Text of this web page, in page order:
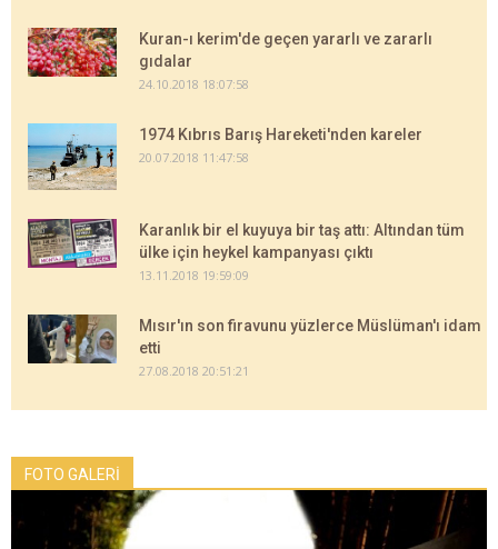
Kuran-ı kerim'de geçen yararlı ve zararlı
gıdalar
24.10.2018 18:07:58
1974 Kıbrıs Barış Hareketi'nden kareler
20.07.2018 11:47:58
Karanlık bir el kuyuya bir taş attı: Altından tüm
ülke için heykel kampanyası çıktı
13.11.2018 19:59:09
Mısır'ın son firavunu yüzlerce Müslüman'ı idam
etti
27.08.2018 20:51:21
FOTO GALERİ